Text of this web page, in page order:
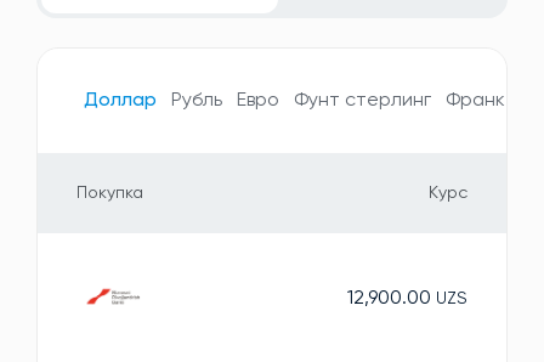
Доллар Рубль Евро Фунт стерлинг Франк
Покупка Курс
12,900.00 UZS